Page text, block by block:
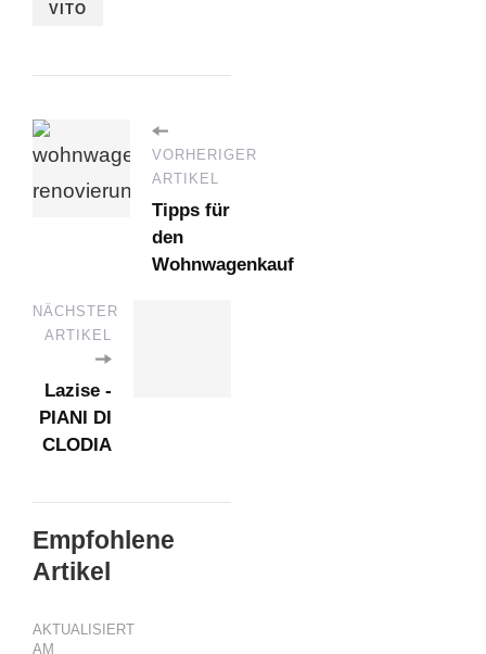
VITO
VORHERIGER
ARTIKEL
Tipps für
den
Wohnwagenkauf
NÄCHSTER
ARTIKEL
Lazise -
PIANI DI
CLODIA
Empfohlene
Artikel
AKTUALISIERT
AM